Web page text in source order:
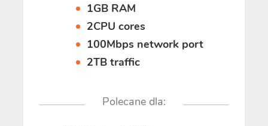
1GB RAM
2CPU cores
100Mbps network port
2TB traffic
Polecane dla: